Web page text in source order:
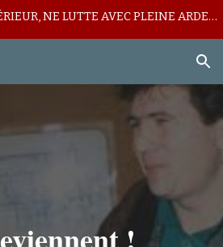
" NUL, EN SON FOR INTÉRIEUR, NE LUTTE AVEC PLEINE ARDEUR CONTRE SON LICITE MUR DE DÉFIANCE ! "